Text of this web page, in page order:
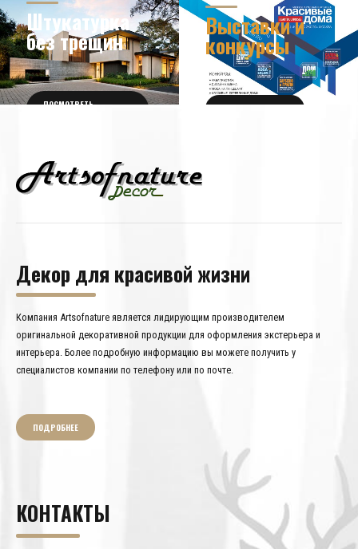
ДИЗАЙНА УЗНАТЬ БОЛЬШЕ
Штукатурка
без трещин
ПОСМОТРЕТЬ
Выставки и
конкурсы
ПОЛУЧИТЬ БИЛЕТ
Декор для красивой жизни
Компания Artsofnature является лидирующим производителем
оригинальной декоративной продукции для оформления экстерьера и
интерьера. Более подробную информацию вы можете получить у
специалистов компании по телефону или по почте.
ПОДРОБНЕЕ
КОНТАКТЫ